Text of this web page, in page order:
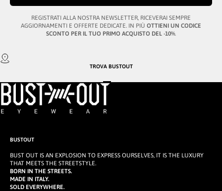
REGISTRATI ALLA NOSTRA NEWSLETTER, RICEVERAI SEMPRE
AGGIORNAMENTI E OFFERTE DEDICATE. IN PIÙ OTTIENI UN CODICE
SCONTO PER IL TUO PRIMO ACQUISTO DEL -10%.
TROVA BUSTOUT
VAI ALL'ARTICOLO 1
BUSTOUT
BUST OUT IS AN EXPLOSION TO EXPRESS OURSELVES, IT IS THE LUXURY
THAT MEETS THE STREETSTYLE.
BORN IN THE STREETS.
MADE IN ITALY.
SOLD EVERYWHERE.